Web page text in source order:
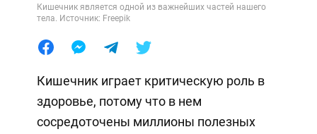
Кишечник является одной из важнейших частей нашего
тела. Источник: Freepik
Кишечник играет критическую роль в
здоровье, потому что в нем
сосредоточены миллионы полезных